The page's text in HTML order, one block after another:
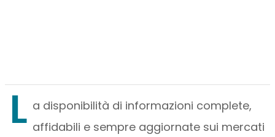
L a disponibilità di informazioni complete,
affidabili e sempre aggiornate sui mercati